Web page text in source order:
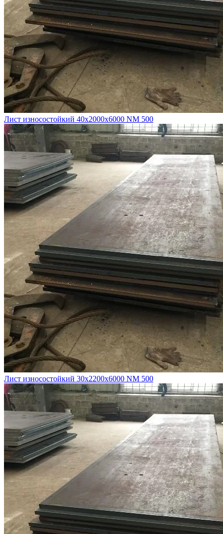
Лист износостойкий 40х2000х6000 NM 500
Лист износостойкий 30х2200х6000 NM 500